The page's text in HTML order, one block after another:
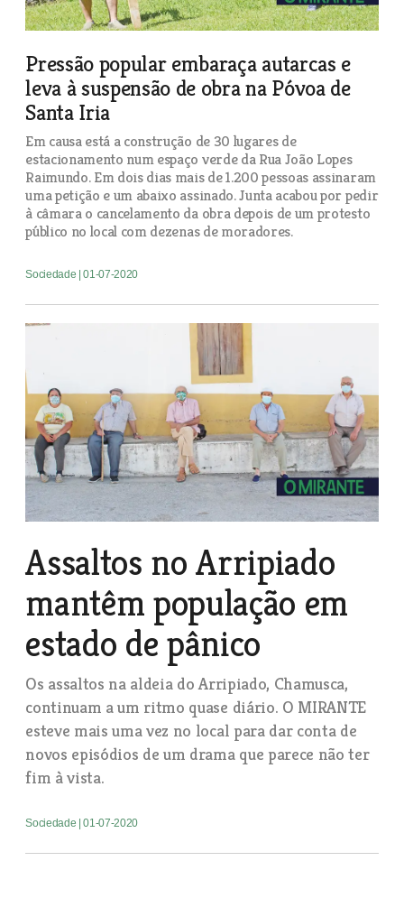
Pressão popular embaraça autarcas e
leva à suspensão de obra na Póvoa de
Santa Iria
Em causa está a construção de 30 lugares de
estacionamento num espaço verde da Rua João Lopes
Raimundo. Em dois dias mais de 1.200 pessoas assinaram
uma petição e um abaixo assinado. Junta acabou por pedir
à câmara o cancelamento da obra depois de um protesto
público no local com dezenas de moradores.
Sociedade | 01-07-2020
Assaltos no Arripiado
mantêm população em
estado de pânico
Os assaltos na aldeia do Arripiado, Chamusca,
continuam a um ritmo quase diário. O MIRANTE
esteve mais uma vez no local para dar conta de
novos episódios de um drama que parece não ter
fim à vista.
Sociedade | 01-07-2020